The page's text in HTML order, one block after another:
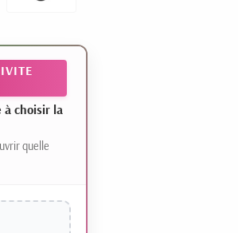
à choisir la
quelle